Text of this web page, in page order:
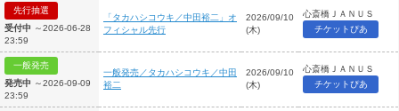
先行抽選
受付中 ～2026-06-28
23:59
「タカハシコウキ／中田裕二」オ
フィシャル先行
2026/09/10
(木)
心斎橋ＪＡＮＵＳ
チケットぴあ
一般発売
発売中 ～2026-09-09
23:59
一般発売／タカハシコウキ／中田
裕二
2026/09/10
(木)
心斎橋ＪＡＮＵＳ
チケットぴあ